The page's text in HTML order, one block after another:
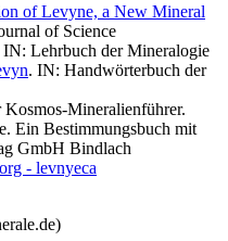
of Levyne, a New Mineral
of Science
IN: Lehrbuch der Mineralogie
. IN: Handwörterbuch der
Mineralienführer.
Ein Bestimmungsbuch mit
GmbH Bindlach
- levnyeca